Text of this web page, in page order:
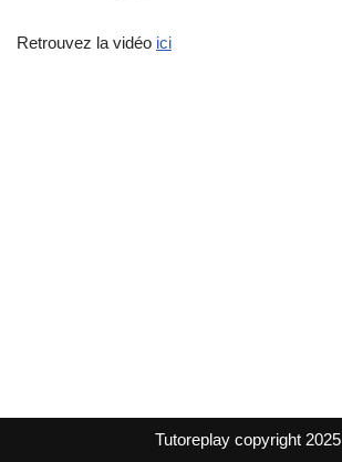
Retrouvez la vidéo ici
Tutoreplay copyright 2025